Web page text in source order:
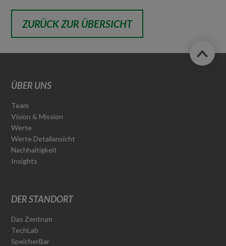
ZURÜCK ZUR ÜBERSICHT
ÜBER UNS
Team
Vision & Mission
Werte
Werte Detailansicht
Nachhaltigkeit
Insights
DER STANDORT
Das Zentrum
TechLab
SpeicherBar